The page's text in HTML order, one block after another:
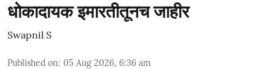
धोकादायक इमारतीतूनच जाहीर
Swapnil S
Published on: 05 Aug 2026, 6:36 am